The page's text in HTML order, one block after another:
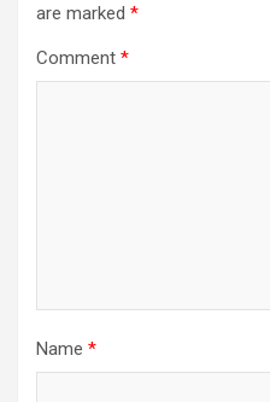
are marked *
Comment *
Name *